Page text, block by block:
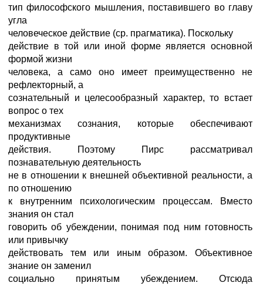
тип философского мышления, поставившего во главу
угла
человеческое действие (ср. прагматика). Поскольку
действие в той или иной форме является основной
формой жизни
человека, а само оно имеет преимущественно не
рефлекторный, а
сознательный и целесообразный характер, то встает
вопрос о тех
механизмах сознания, которые обеспечивают
продуктивные
действия. Поэтому Пирс рассматривал
познавательную деятельность
не в отношении к внешней объективной реальности, а
по отношению
к внутренним психологическим процессам. Вместо
знания он стал
говорить об убеждении, понимая под ним готовность
или привычку
действовать тем или иным образом. Объективное
знание он заменил
социально принятым убеждением. Отсюда